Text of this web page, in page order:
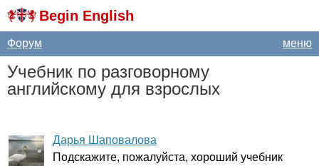
Begin English
меню
Форум
Учебник по разговорному
английскому для взрослых
Дарья Шаповалова
Подскажите, пожалуйста, хороший учебник